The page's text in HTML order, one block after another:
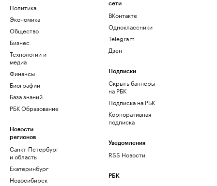
Политика
Экономика
Общество
Бизнес
Технологии и
медиа
Финансы
Биографии
База знаний
РБК Образование
Новости
регионов
Санкт-Петербург
и область
Екатеринбург
Новосибирск
сети
ВКонтакте
Одноклассники
Telegram
Дзен
Подписки
Скрыть баннеры
на РБК
Подписка на РБК
Корпоративная
подписка
Уведомления
RSS Новости
РБК